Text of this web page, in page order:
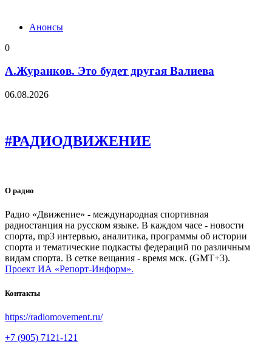
Анонсы
0
А.Журанков. Это будет другая Валиева
06.08.2026
#РАДИОДВИЖЕНИЕ
О радио
Радио «Движение» - международная спортивная
радиостанция на русском языке. В каждом часе - новости
спорта, mp3 интервью, аналитика, программы об истории
спорта и тематические подкасты федераций по различным
видам спорта. В сетке вещания - время мск. (GMT+3).
Проект ИА «Репорт-Информ».
Контакты
https://radiomovement.ru/
+7 (905) 7121-121